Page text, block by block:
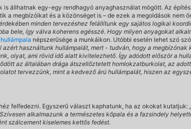
állhatnak egy-egy rendhagyó anyaghasználat mögött. Az
a megbízóikat és a közönséget is – de ezek a megoldások nem
minden tervezéshez felállítunk egy sajátos logikai
bele, így válva koherens egésszé. Hogy milyen anyagokat
népszerűsége a munkáikon. Utóbbi esetén lehet szó
azért használtunk hullámpalát, mert - tudván, hogy a megbízónak
olyat, ami rövid idő alatt kivitelezhető. Így adódott először a
az általában drága átszellőztetett homlokzatburkolat, az
tervezzünk, mint a kedvező árú hullámpalát, hiszen az
felfedezni. Egyszerű választ kaphatunk, ha az okokat kutatjuk:
alkalmazunk a természetes kőpala és a fazsindely
szálcement kiselemes kettős fedést.